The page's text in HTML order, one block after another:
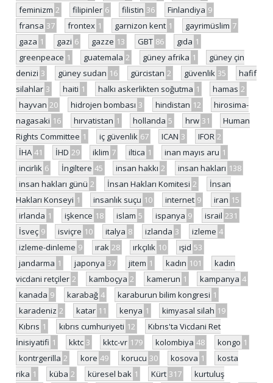
feminizm 2 filipinler 6 filistin 36 Finlandiya 9
fransa 37 frontex 1 garnizon kent 1 gayrimüslim 7
gaza 1 gazi 6 gazze 13 GBT 86 gıda 1
greenpeace 1 guatemala 2 güney afrika 1
güney çin
denizi 3 güney sudan 16 gürcistan 2 güvenlik 35
hafif
silahlar 3 haiti 1 halkı askerlikten soğutma 1 hamas 2
hayvan 20 hidrojen bombası 3 hindistan 12
hirosima-
nagasaki 16 hırvatistan 1 hollanda 5 hrw 31
Human
Rights Committee 1 iç güvenlik 67 ICAN 3 IFOR 2
İHA 41 İHD 29 iklim 7 iltica 1 inan mayıs aru 1
incirlik 6 İngiltere 45 insan hakkı 2 insan hakları 138
insan hakları günü 2 İnsan Hakları Komitesi 2
İnsan
Hakları Konseyi 1 insanlık suçu 10 internet 9 iran 15
irlanda 1 işkence 18 islam 5 ispanya 9 israil 231
İsveç 9 isviçre 10 italya 8 izlanda 3 izleme 4
izleme-dinleme 9 ırak 28 ırkçılık 10 ışid 53
jandarma 1 japonya 37 jitem 1 kadın 101
kadın
vicdani retçiler 2 kamboçya 2 kamerun 1 kampanya 4
kanada 9 karabağ 4 karaburun bilim kongresi 1
karadeniz 2 katar 11 kenya 1 kimyasal silah 19
Kıbrıs 1 kıbrıs cumhuriyeti 12
Kıbrıs'ta Vicdani Ret
İnisiyatifi 1 kktc 3 kktc-vr 179 kolombiya 48 kongo 1
kontrgerilla 2 kore 49 korucu 30 kosova 1
kosta
rika 1 küba 2 küresel bak 1 Kürt 317
kurtuluş